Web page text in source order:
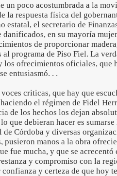
un poco acostumbrada a la
la respuesta física del
estatal, el secretario de
en su mayoría
de proporcionar
programa de Piso Fiel. La
los ofrecimientos oficiales, que
entusiasmó. . .
criticas, que hay que
el régimen de Fidel
de los hechos los dejan
que debieran hacer es
Córdoba y diversas
manos a la obra
fue mucha, y que se
y compromiso con la
confianza y certeza de que hoy